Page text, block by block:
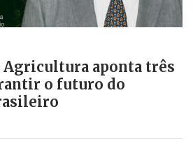
aponta três
o futuro do